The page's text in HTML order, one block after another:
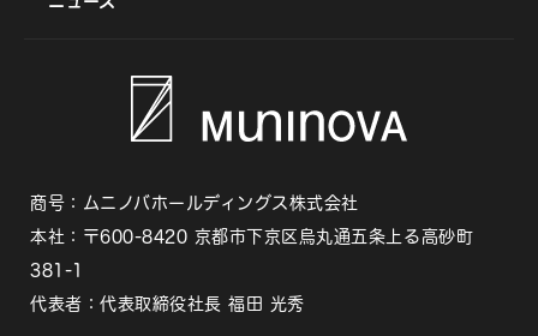
商号：ムニノバホールディングス株式会社
本社：〒600-8420 京都市下京区烏丸通五条上る高砂町
381-1
代表者：代表取締役社長 福田 光秀